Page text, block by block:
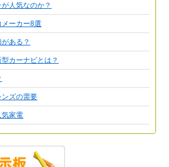
人気なのか？
ーカー8選
ある？
カーナビとは？
ズの需要
気家電